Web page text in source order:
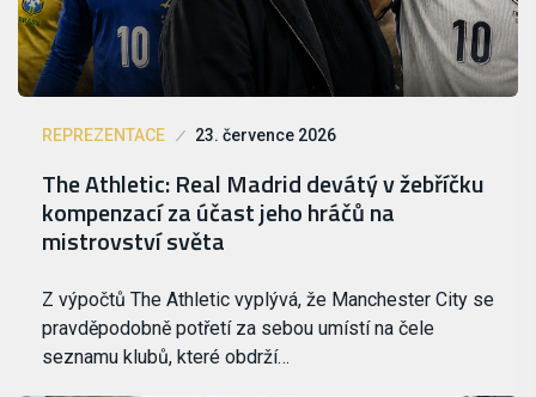
REPREZENTACE 23. července 2026
The Athletic: Real Madrid devátý v žebříčku
kompenzací za účast jeho hráčů na
mistrovství světa
Z výpočtů The Athletic vyplývá, že Manchester City se
pravděpodobně potřetí za sebou umístí na čele
seznamu klubů, které obdrží…